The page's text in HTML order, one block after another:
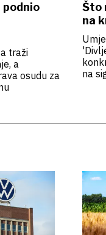
podnio
traži
a
osudu za
Što
na
na